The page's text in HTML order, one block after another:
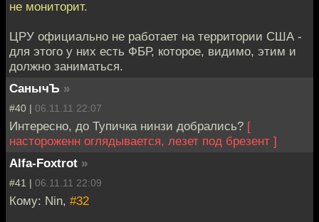
не мониторит.
ЦРУ официально не работает на территории США -
для этого у них есть ФБР, которое, видимо, этим и
должно заниматься.
СанычЪ »
#40 | 06.11.11 22:07
Интересно, до Тупичка нинзи добрались? [
настороженн оглядывается, лезет под брезент ]
Alfa-Foxtrot »
#41 | 06.11.11 22:09
Кому: Nin, #32